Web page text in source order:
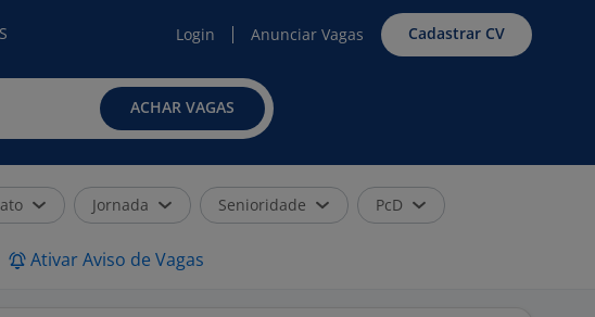
Login Anunciar Vagas Cadastrar CV
ACHAR VAGAS
Jornada Senioridade PcD
Ativar Aviso de Vagas